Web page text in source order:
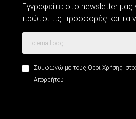
Εγγραφείτε στο newsletter μας
πρώτοι τις προσφορές και τα
Συμφωνώ με τους Όροι Χρήσης
Απορρήτου